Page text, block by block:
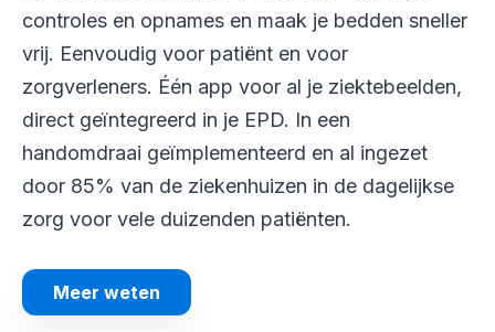
controles en opnames en maak je bedden sneller
vrij. Eenvoudig voor patiënt en voor
zorgverleners. Één app voor al je ziektebeelden,
direct geïntegreerd in je EPD. In een
handomdraai geïmplementeerd en al ingezet
door 85% van de ziekenhuizen in de dagelijkse
zorg voor vele duizenden patiënten.
Meer weten